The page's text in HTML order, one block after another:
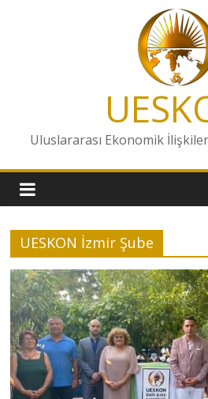
Uluslararası Ekonomik
UESKON İzmir Şube